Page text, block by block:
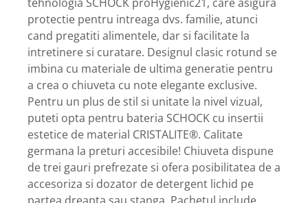
protectie pentru intreaga dvs. familie, atunci
cand pregatiti alimentele, dar si facilitate la
intretinere si curatare. Designul clasic rotund se
imbina cu materiale de ultima generatie pentru
a crea o chiuveta cu note elegante exclusive.
Pentru un plus de stil si unitate la nivel vizual,
puteti opta pentru bateria SCHOCK cu insertii
estetice de material CRISTALITE®. Calitate
germana la preturi accesibile! Chiuveta dispune
de trei gauri prefrezate si ofera posibilitatea de a
accesoriza si dozator de detergent lichid pe